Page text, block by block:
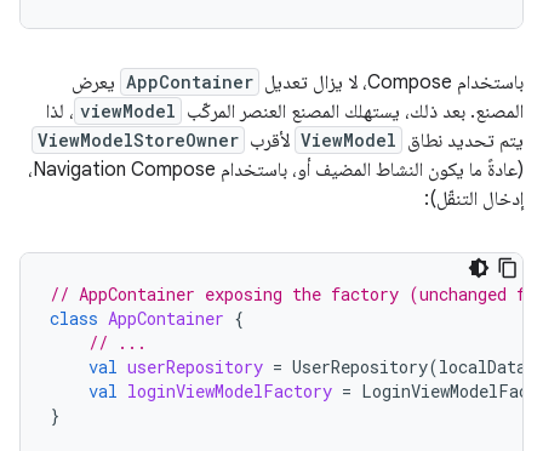
باستخدام Compose، لا يزال تعديل AppContainer يعرض
المصنع. بعد ذلك، يستهلك المصنع العنصر المركّب viewModel ، لذا
يتم تحديد نطاق ViewModel لأقرب ViewModelStoreOwner
(عادةً ما يكون النشاط المضيف أو، باستخدام Navigation Compose،
إدخال التنقّل):
// AppContainer exposing the factory (unchanged
class AppContainer {
// ...
val userRepository = UserRepository(
val loginViewModelFactory =
}